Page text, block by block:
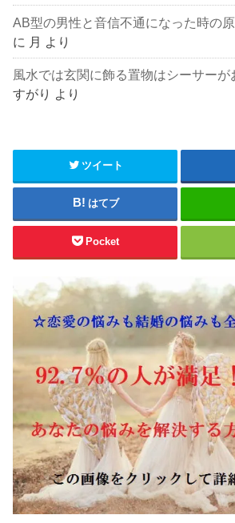
AB型の男性と音信不通になった時の
に 月 より
風水では玄関に飾る置物はシーサーが
すがり より
ツイート
はてブ
Pocket